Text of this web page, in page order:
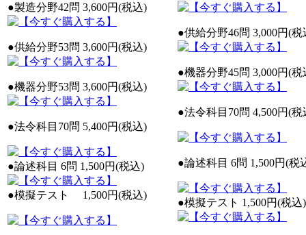
●製造分野42問 3,600円(税込)
●供給分野53問 3,600円(税込)
●機器分野53問 3,600円(税込)
●法令科目70問 5,400円(税込)
●論述科目 6問 1,500円(税込)
●模擬テスト 1,500円(税込)
●供給分野46問 3,000円(税
●機器分野45問 3,000円(税
●法令科目70問 4,500円(税
●論述科目 6問 1,500円(税
●模擬テスト 1,500円(税込)